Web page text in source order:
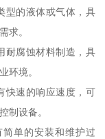
型的液体或气体，具
求。
耐腐蚀材料制造，具
环境。
快速的响应速度，可
制设备。
单的安装和维护过